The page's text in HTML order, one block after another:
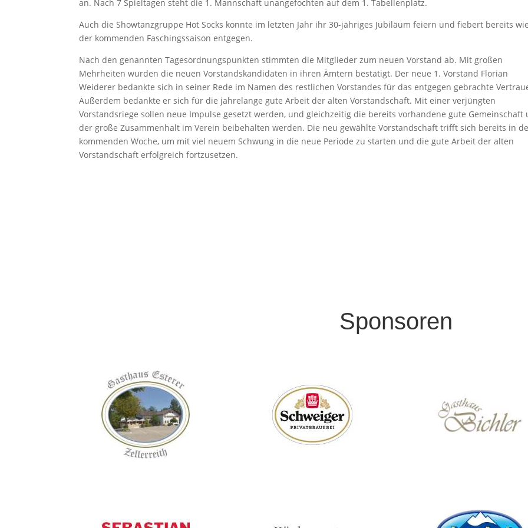
an. Nach 7 Spieltagen steht die 1. Mannschaft unangefochten auf dem 1. Tabellenplatz.
Auch die Showtanzgruppe Hot Socks konnte im letzten Jahr ihr 30-jähriges Jubiläum feiern und fiebert bereits
der kommenden Faschingssaison entgegen.
Nach den genannten Tagesordnungspunkten stimmten die Mitglieder zum neuen Vorstand ab. Mit großen
Mehrheiten wurden die neuen Vorstandskandidaten in ihren Ämtern bestätigt. Der neue 1. Vorstand Florian
Weiderer bedankte sich in seiner Rede im Namen des restlichen Vorstandes für das entgegen gebrachte
Außerdem bedankte er sich für die jahrelange gute Arbeit der alten Vorstandschaft. Mit einer verjüngten
Vorstandsriege sollen neue Impulse gesetzt werden, und gleichzeitig die bereits vorhandene gute Gemeinschaft
der große Zusammenhalt im Verein beibehalten werden. Die neu gewählte Vorstandschaft trifft sich bereits in
kommenden Woche, um mit viel neuem Schwung in die neue Periode zu starten und die gute Arbeit der alten
Vorstandschaft erfolgreich fortzusetzen.
Sponsoren